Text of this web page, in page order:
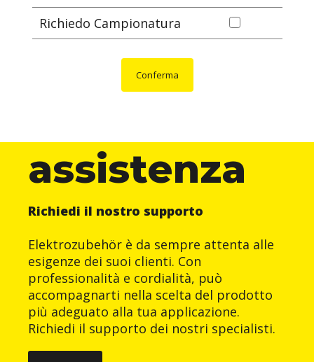
Richiedo Campionatura
Conferma
assistenza
Richiedi il nostro supporto
Elektrozubehör è da sempre attenta alle
esigenze dei suoi clienti. Con
professionalità e cordialità, può
accompagnarti nella scelta del prodotto
più adeguato alla tua applicazione.
Richiedi il supporto dei nostri specialisti.